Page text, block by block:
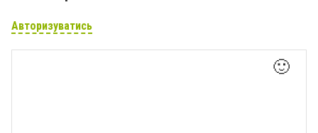
Авторизуватись
🙂